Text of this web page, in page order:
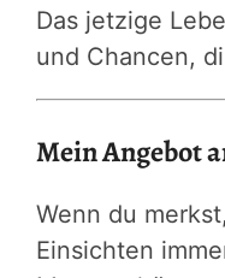
Das jetzige
und Chancen,
Mein Angebot
Wenn du
Einsichten